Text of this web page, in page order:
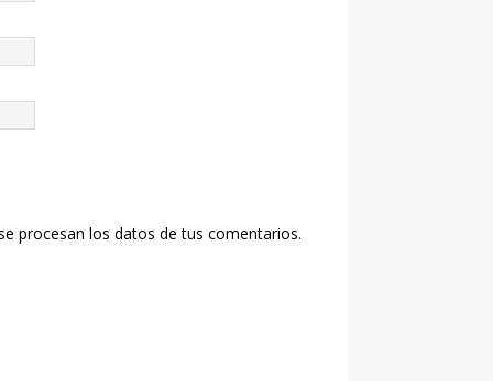
procesan los datos de tus comentarios.